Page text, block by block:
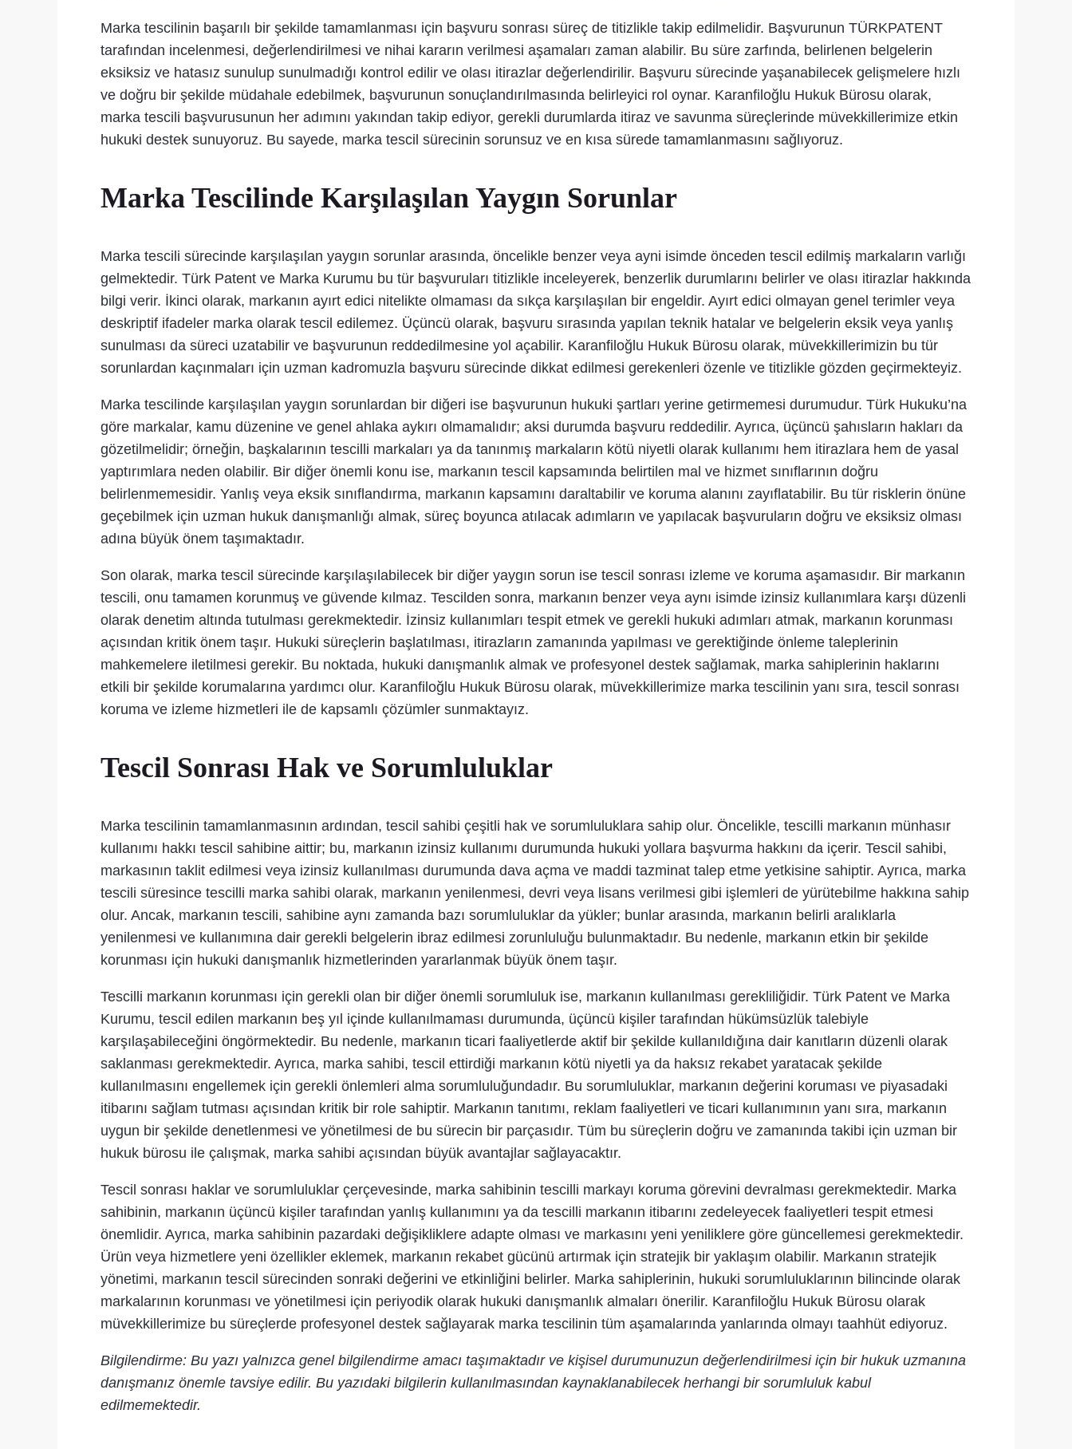
Marka tescilinin başarılı bir şekilde tamamlanması için başvuru sonrası süreç de titizlikle takip edilmelidir. Başvurunun TÜRKPATENT
tarafından incelenmesi, değerlendirilmesi ve nihai kararın verilmesi aşamaları zaman alabilir. Bu süre zarfında, belirlenen belgelerin
eksiksiz ve hatasız sunulup sunulmadığı kontrol edilir ve olası itirazlar değerlendirilir. Başvuru sürecinde yaşanabilecek gelişmelere hızlı
ve doğru bir şekilde müdahale edebilmek, başvurunun sonuçlandırılmasında belirleyici rol oynar. Karanfiloğlu Hukuk Bürosu olarak,
marka tescili başvurusunun her adımını yakından takip ediyor, gerekli durumlarda itiraz ve savunma süreçlerinde müvekkillerimize etkin
hukuki destek sunuyoruz. Bu sayede, marka tescil sürecinin sorunsuz ve en kısa sürede tamamlanmasını sağlıyoruz.
Marka Tescilinde Karşılaşılan Yaygın Sorunlar
Marka tescili sürecinde karşılaşılan yaygın sorunlar arasında, öncelikle benzer veya ayni isimde önceden tescil edilmiş markaların varlığı
gelmektedir. Türk Patent ve Marka Kurumu bu tür başvuruları titizlikle inceleyerek, benzerlik durumlarını belirler ve olası itirazlar hakkında
bilgi verir. İkinci olarak, markanın ayırt edici nitelikte olmaması da sıkça karşılaşılan bir engeldir. Ayırt edici olmayan genel terimler veya
deskriptif ifadeler marka olarak tescil edilemez. Üçüncü olarak, başvuru sırasında yapılan teknik hatalar ve belgelerin eksik veya yanlış
sunulması da süreci uzatabilir ve başvurunun reddedilmesine yol açabilir. Karanfiloğlu Hukuk Bürosu olarak, müvekkillerimizin bu tür
sorunlardan kaçınmaları için uzman kadromuzla başvuru sürecinde dikkat edilmesi gerekenleri özenle ve titizlikle gözden geçirmekteyiz.
Marka tescilinde karşılaşılan yaygın sorunlardan bir diğeri ise başvurunun hukuki şartları yerine getirmemesi durumudur. Türk Hukuku’na
göre markalar, kamu düzenine ve genel ahlaka aykırı olmamalıdır; aksi durumda başvuru reddedilir. Ayrıca, üçüncü şahısların hakları da
gözetilmelidir; örneğin, başkalarının tescilli markaları ya da tanınmış markaların kötü niyetli olarak kullanımı hem itirazlara hem de yasal
yaptırımlara neden olabilir. Bir diğer önemli konu ise, markanın tescil kapsamında belirtilen mal ve hizmet sınıflarının doğru
belirlenmemesidir. Yanlış veya eksik sınıflandırma, markanın kapsamını daraltabilir ve koruma alanını zayıflatabilir. Bu tür risklerin önüne
geçebilmek için uzman hukuk danışmanlığı almak, süreç boyunca atılacak adımların ve yapılacak başvuruların doğru ve eksiksiz olması
adına büyük önem taşımaktadır.
Son olarak, marka tescil sürecinde karşılaşılabilecek bir diğer yaygın sorun ise tescil sonrası izleme ve koruma aşamasıdır. Bir markanın
tescili, onu tamamen korunmuş ve güvende kılmaz. Tescilden sonra, markanın benzer veya aynı isimde izinsiz kullanımlara karşı düzenli
olarak denetim altında tutulması gerekmektedir. İzinsiz kullanımları tespit etmek ve gerekli hukuki adımları atmak, markanın korunması
açısından kritik önem taşır. Hukuki süreçlerin başlatılması, itirazların zamanında yapılması ve gerektiğinde önleme taleplerinin
mahkemelere iletilmesi gerekir. Bu noktada, hukuki danışmanlık almak ve profesyonel destek sağlamak, marka sahiplerinin haklarını
etkili bir şekilde korumalarına yardımcı olur. Karanfiloğlu Hukuk Bürosu olarak, müvekkillerimize marka tescilinin yanı sıra, tescil sonrası
koruma ve izleme hizmetleri ile de kapsamlı çözümler sunmaktayız.
Tescil Sonrası Hak ve Sorumluluklar
Marka tescilinin tamamlanmasının ardından, tescil sahibi çeşitli hak ve sorumluluklara sahip olur. Öncelikle, tescilli markanın münhasır
kullanımı hakkı tescil sahibine aittir; bu, markanın izinsiz kullanımı durumunda hukuki yollara başvurma hakkını da içerir. Tescil sahibi,
markasının taklit edilmesi veya izinsiz kullanılması durumunda dava açma ve maddi tazminat talep etme yetkisine sahiptir. Ayrıca, marka
tescili süresince tescilli marka sahibi olarak, markanın yenilenmesi, devri veya lisans verilmesi gibi işlemleri de yürütebilme hakkına sahip
olur. Ancak, markanın tescili, sahibine aynı zamanda bazı sorumluluklar da yükler; bunlar arasında, markanın belirli aralıklarla
yenilenmesi ve kullanımına dair gerekli belgelerin ibraz edilmesi zorunluluğu bulunmaktadır. Bu nedenle, markanın etkin bir şekilde
korunması için hukuki danışmanlık hizmetlerinden yararlanmak büyük önem taşır.
Tescilli markanın korunması için gerekli olan bir diğer önemli sorumluluk ise, markanın kullanılması gerekliliğidir. Türk Patent ve Marka
Kurumu, tescil edilen markanın beş yıl içinde kullanılmaması durumunda, üçüncü kişiler tarafından hükümsüzlük talebiyle
karşılaşabileceğini öngörmektedir. Bu nedenle, markanın ticari faaliyetlerde aktif bir şekilde kullanıldığına dair kanıtların düzenli olarak
saklanması gerekmektedir. Ayrıca, marka sahibi, tescil ettirdiği markanın kötü niyetli ya da haksız rekabet yaratacak şekilde
kullanılmasını engellemek için gerekli önlemleri alma sorumluluğundadır. Bu sorumluluklar, markanın değerini koruması ve piyasadaki
itibarını sağlam tutması açısından kritik bir role sahiptir. Markanın tanıtımı, reklam faaliyetleri ve ticari kullanımının yanı sıra, markanın
uygun bir şekilde denetlenmesi ve yönetilmesi de bu sürecin bir parçasıdır. Tüm bu süreçlerin doğru ve zamanında takibi için uzman bir
hukuk bürosu ile çalışmak, marka sahibi açısından büyük avantajlar sağlayacaktır.
Tescil sonrası haklar ve sorumluluklar çerçevesinde, marka sahibinin tescilli markayı koruma görevini devralması gerekmektedir. Marka
sahibinin, markanın üçüncü kişiler tarafından yanlış kullanımını ya da tescilli markanın itibarını zedeleyecek faaliyetleri tespit etmesi
önemlidir. Ayrıca, marka sahibinin pazardaki değişikliklere adapte olması ve markasını yeni yeniliklere göre güncellemesi gerekmektedir.
Ürün veya hizmetlere yeni özellikler eklemek, markanın rekabet gücünü artırmak için stratejik bir yaklaşım olabilir. Markanın stratejik
yönetimi, markanın tescil sürecinden sonraki değerini ve etkinliğini belirler. Marka sahiplerinin, hukuki sorumluluklarının bilincinde olarak
markalarının korunması ve yönetilmesi için periyodik olarak hukuki danışmanlık almaları önerilir. Karanfiloğlu Hukuk Bürosu olarak
müvekkillerimize bu süreçlerde profesyonel destek sağlayarak marka tescilinin tüm aşamalarında yanlarında olmayı taahhüt ediyoruz.
Bilgilendirme: Bu yazı yalnızca genel bilgilendirme amacı taşımaktadır ve kişisel durumunuzun değerlendirilmesi için bir hukuk uzmanına
danışmanız önemle tavsiye edilir. Bu yazıdaki bilgilerin kullanılmasından kaynaklanabilecek herhangi bir sorumluluk kabul
edilmemektedir.